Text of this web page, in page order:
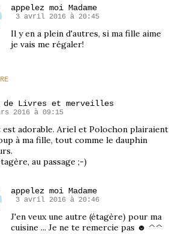
appelez moi Madame
3 avril 2016 à 20:45
Il y en a plein d'autres, si ma fille aime
je vais me régaler!
de Livres et merveilles
2016 à 09:15
est adorable. Ariel et Polochon plairaient
à ma fille, tout comme le dauphin
au passage ;-)
appelez moi Madame
3 avril 2016 à 20:46
J'en veux une autre (étagère) pour ma
cuisine ... Je ne te remercie pas ☻ ^^